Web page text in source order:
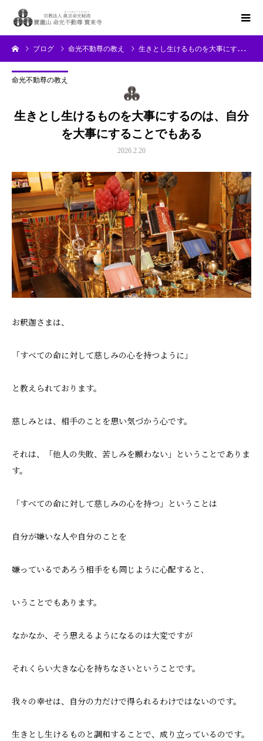
ブログ 命光不動尊の教え 生きとし生けるものを大事にするのは、自分を大事にすることでもある
命光不動尊の教え
生きとし生けるものを大事にするのは、自分
を大事にすることでもある
2026.2.20
お釈迦さまは、
「すべての命に対して慈しみの心を持つように」
と教えられております。
慈しみとは、相手のことを思い気づかう心です。
それは、「他人の失敗、苦しみを願わない」ということでありま
す。
「すべての命に対して慈しみの心を持つ」ということは
自分が嫌いな人や自分のことを
嫌っているであろう相手をも同じように心配すると、
いうことでもあります。
なかなか、そう思えるようになるのは大変ですが
それくらい大きな心を持ちなさいということです。
我々の幸せは、自分の力だけで得られるわけではないのです。
生きとし生けるものと調和することで、成り立っているのです。